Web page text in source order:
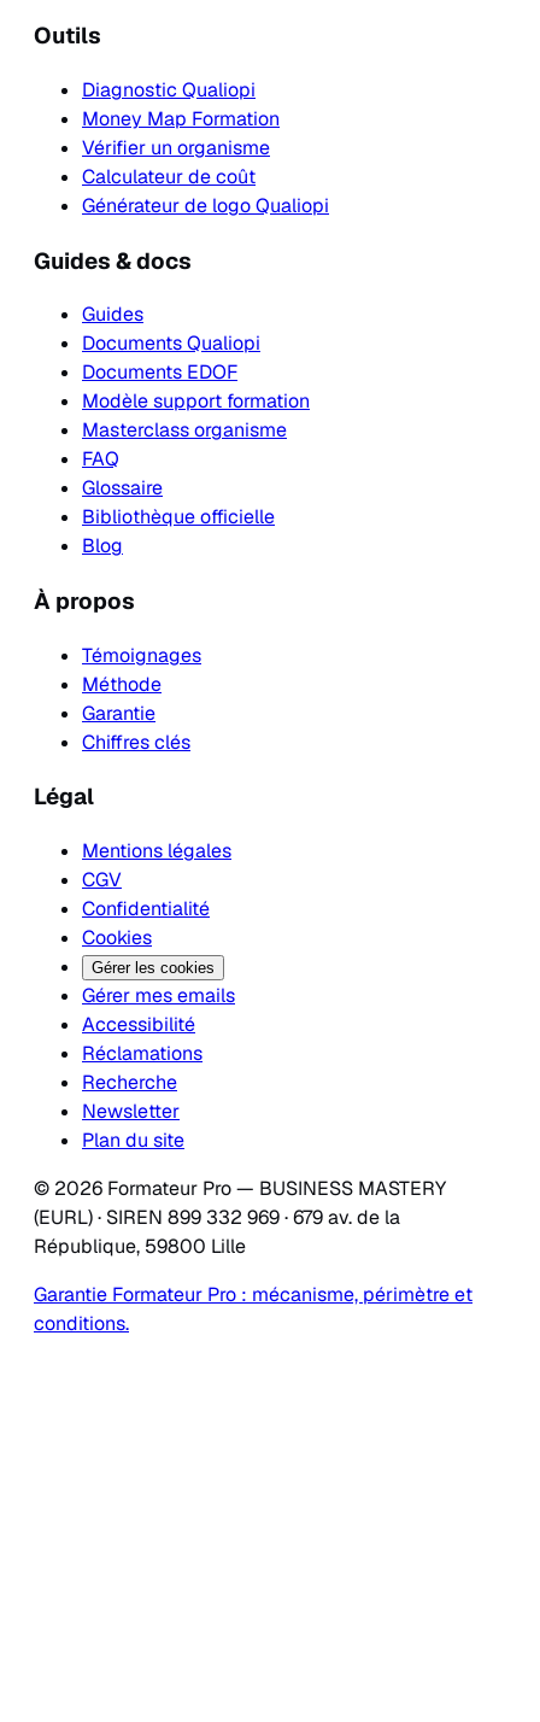
Outils
Diagnostic Qualiopi
Money Map Formation
Vérifier un organisme
Calculateur de coût
Générateur de logo Qualiopi
Guides & docs
Guides
Documents Qualiopi
Documents EDOF
Modèle support formation
Masterclass organisme
FAQ
Glossaire
Bibliothèque officielle
Blog
À propos
Témoignages
Méthode
Garantie
Chiffres clés
Légal
Mentions légales
CGV
Confidentialité
Cookies
Gérer les cookies
Gérer mes emails
Accessibilité
Réclamations
Recherche
Newsletter
Plan du site
© 2026 Formateur Pro — BUSINESS MASTERY
(EURL) · SIREN 899 332 969 · 679 av. de la
République, 59800 Lille
Garantie Formateur Pro : mécanisme, périmètre et
conditions.